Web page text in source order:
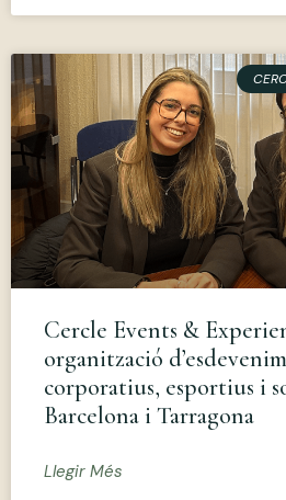
Cercle Events &
organització
corporatius, esportius i
Barcelona i Tarragona
Llegir Més